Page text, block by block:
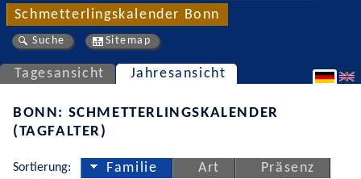
Schmetterlingskalender Bonn
Suche Sitemap
Tagesansicht Jahresansicht
BONN: SCHMETTERLINGSKALENDER
(TAGFALTER)
Sortierung: Familie Art
Präsenz